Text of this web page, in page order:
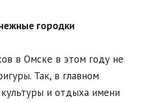
городки
в Омске в этом году не
Так, в главном
и отдыха имени